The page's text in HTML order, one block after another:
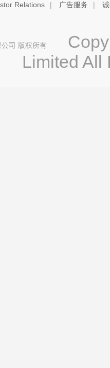
Relations | 广告服务 |
司 版权所有
Limited All